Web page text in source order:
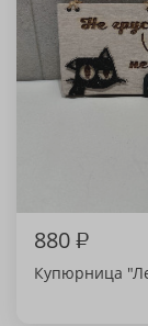
880₽
Купюрница